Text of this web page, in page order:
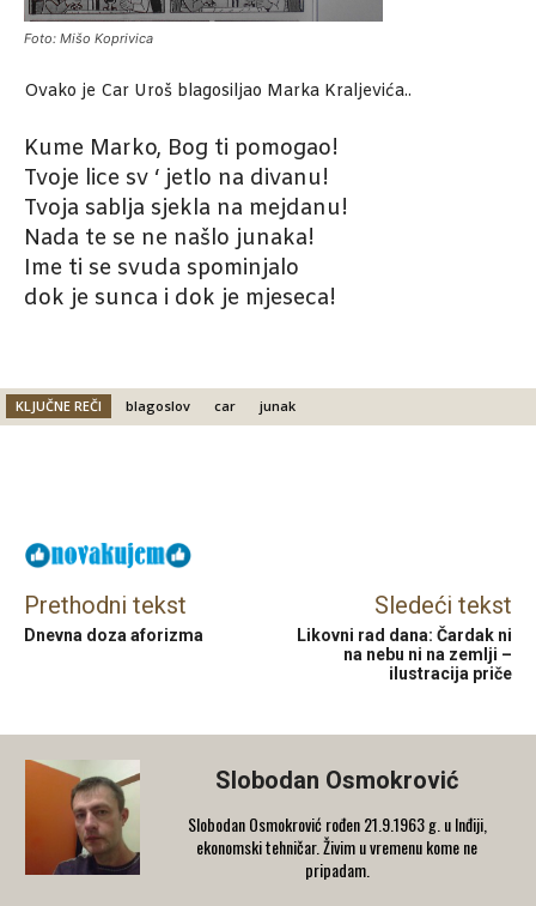
Foto: Mišo Koprivica
Ovako je Car Uroš blagosiljao Marka Kraljevića..
Kume Marko, Bog ti pomogao!
Tvoje lice sv ‘ jetlo na divanu!
Tvoja sablja sjekla na mejdanu!
Nada te se ne našlo junaka!
Ime ti se svuda spominjalo
dok je sunca i dok je mjeseca!
KLJUČNE REČI blagoslov car junak
Prethodni tekst
Dnevna doza aforizma
Sledeći tekst
Likovni rad dana: Čardak ni
na nebu ni na zemlji –
ilustracija priče
Slobodan Osmokrović
Slobodan Osmokrović rođen 21.9.1963 g. u Inđiji,
ekonomski tehničar. Živim u vremenu kome ne
pripadam.